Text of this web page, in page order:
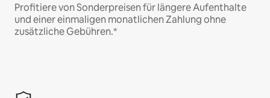
Profitiere von Sonderpreisen für längere Aufenthalte
und einer einmaligen monatlichen Zahlung ohne
zusätzliche Gebühren.*